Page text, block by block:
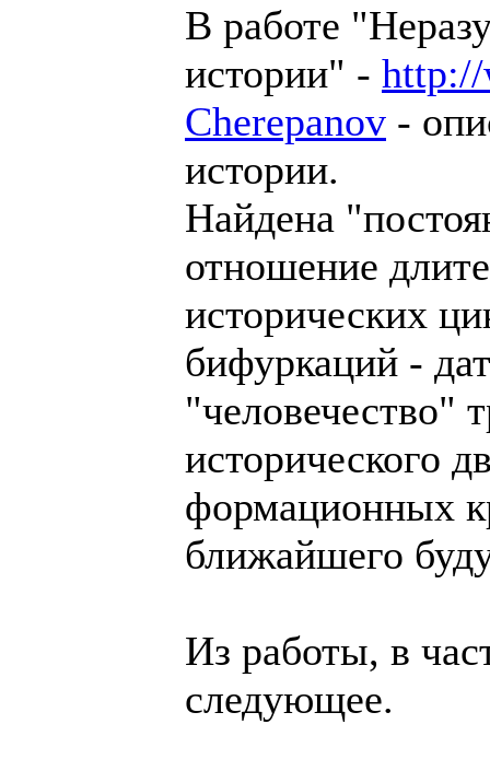
В работе
истории" -
Cherepanov -
истории.
Найдена
отношение
исторических
бифуркаций -
"человечество"
исторического
формационных
ближайшего
Из работы, в
следующее.